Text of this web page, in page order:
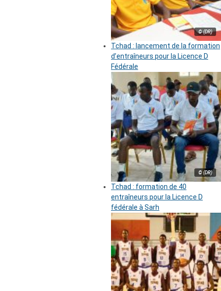
© (DR)
Tchad : lancement de la formation
d’entraîneurs pour la Licence D
Fédérale
© (DR)
Tchad : formation de 40
entraîneurs pour la Licence D
fédérale à Sarh